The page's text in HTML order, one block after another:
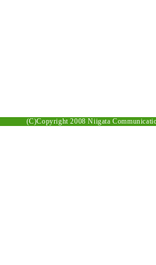
(C)Copyright 2008 Niigata